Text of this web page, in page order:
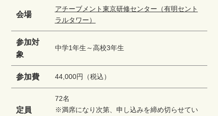
会場
アチーブメント東京研修センター（有明セント
ラルタワー）
参加対
象
中学1年生～高校3年生
参加費 44,000円（税込）
定員
72名
※満席になり次第、申し込みを締め切らせてい